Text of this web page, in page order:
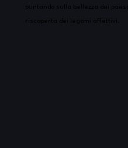
puntando sulla bellezza dei
riscoperta dei legami affettivi.